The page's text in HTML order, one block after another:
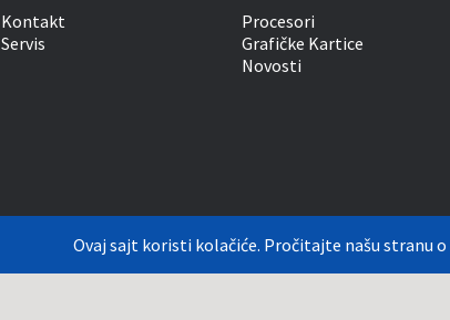
Kontakt
Servis
Procesori
Grafičke Kartice
Novosti
Ovaj sajt koristi kolačiće. Pročitajte našu stranu o